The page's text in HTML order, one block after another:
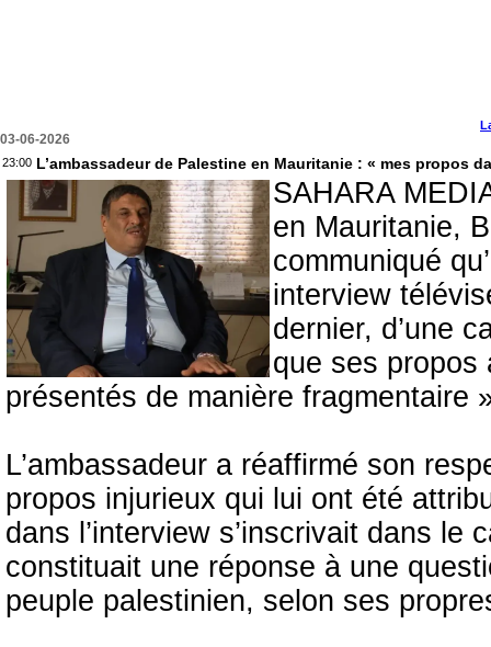
03-06-2026
23:00 L’ambassadeur de Palestine en Mauritanie : « mes propos
SAHARA
en Mauritanie,
communiqué
interview
dernier, d’une
que ses propos
présentés de manière fragmentaire
L’ambassadeur a réaffirmé son
propos injurieux qui lui ont été
dans l’interview s’inscrivait dans
constituait une réponse à une
peuple palestinien, selon ses